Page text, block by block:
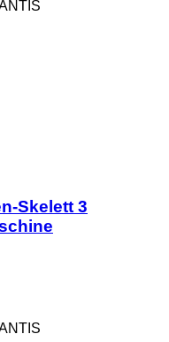
Skelett 3